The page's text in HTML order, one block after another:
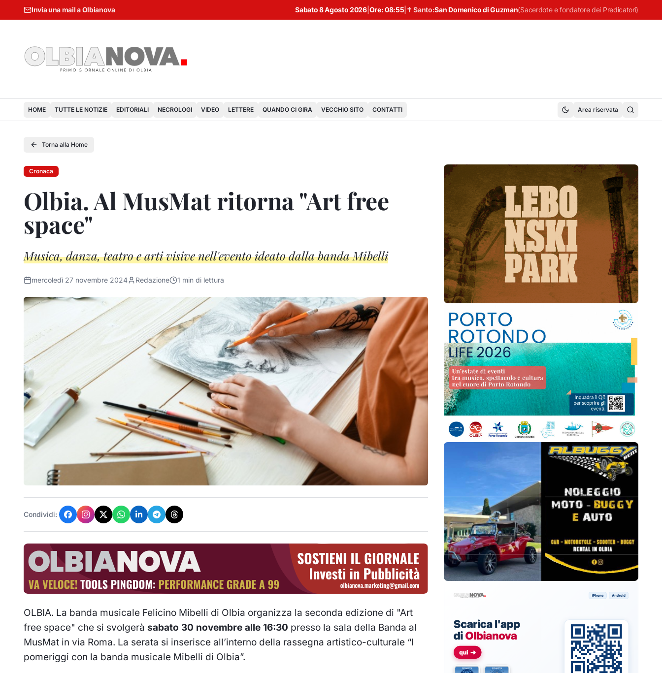
Invia una mail a Olbianova Sabato 8 Agosto 2026| Ore:08:55 ✝ Santo:San Domenico di Guzman(Sacerdote e fondatore dei Predicatori)
HOME TUTTE LE NOTIZIE EDITORIALI NECROLOGI VIDEO LETTERE QUANDO CI GIRA VECCHIO SITO CONTATTI Area riservata
Torna alla Home
Cronaca
Olbia. Al MusMat ritorna "Art free
space"
Musica, danza, teatro e arti visive nell'evento ideato dalla banda Mibelli
mercoledì 27 novembre 2024 Redazione 1 min di lettura
Condividi:
OLBIA. La banda musicale Felicino Mibelli di Olbia organizza la seconda edizione di "Art
free space" che si svolgerà sabato 30 novembre alle 16:30 presso la sala della Banda al
MusMat in via Roma. La serata si inserisce all’interno della rassegna artistico-culturale “I
pomeriggi con la banda musicale Mibelli di Olbia”.